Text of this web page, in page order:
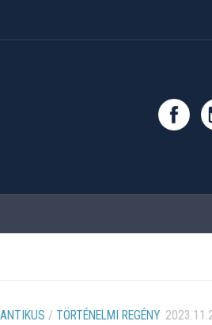
/ TÖRTÉNELMI REGÉNY